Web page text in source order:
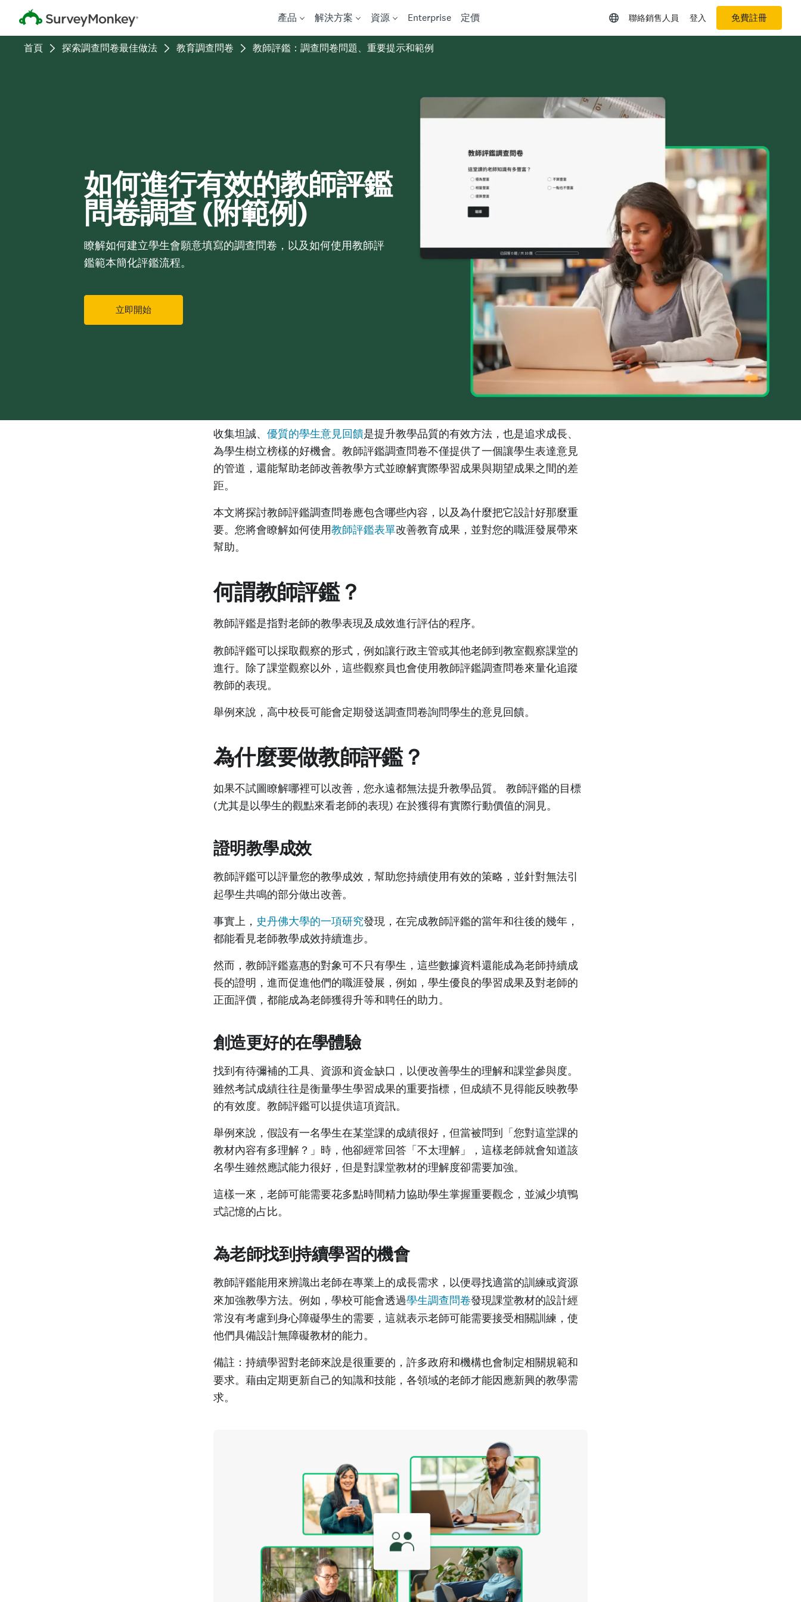
產品 解決方案 資源 Enterprise 定價 聯絡銷售人員 登入 免費註冊
首頁 探索調查問卷最佳做法 教育調查問卷 教師評鑑：調查問卷問題、重要提示和範例
如何進行有效的教師評鑑
問卷調查 (附範例)
瞭解如何建立學生會願意填寫的調查問卷，以及如何使用教師評
鑑範本簡化評鑑流程。
立即開始
收集坦誠、 優質的學生意見回饋是提升教學品質的有效方法，也是追求成長、
為學生樹立榜樣的好機會。教師評鑑調查問卷不僅提供了一個讓學生表達意見
的管道，還能幫助老師改善教學方式並瞭解實際學習成果與期望成果之間的差
距。
本文將探討教師評鑑調查問卷應包含哪些內容，以及為什麼把它設計好那麼重
要。您將會瞭解如何使用教師評鑑表單改善教育成果，並對您的職涯發展帶來
幫助。
何謂教師評鑑？
教師評鑑是指對老師的教學表現及成效進行評估的程序。
教師評鑑可以採取觀察的形式，例如讓行政主管或其他老師到教室觀察課堂的
進行。除了課堂觀察以外，這些觀察員也會使用教師評鑑調查問卷來量化追蹤
教師的表現。
舉例來說，高中校長可能會定期發送調查問卷詢問學生的意見回饋。
為什麼要做教師評鑑？
如果不試圖瞭解哪裡可以改善，您永遠都無法提升教學品質。 教師評鑑的目標
(尤其是以學生的觀點來看老師的表現) 在於獲得有實際行動價值的洞見。
證明教學成效
教師評鑑可以評量您的教學成效 ，幫助您持續使用有效的策略，並針對無法引
起學生共鳴的部分做出改善。
事實上， 史丹佛大學的一項研究發現，在完成教師評鑑的當年和往後的幾年，
都能看見老師教學成效持續進步。
然而，教師評鑑嘉惠的對象可不只有學生，這些數據資料還能成為老師持續成
長的證明，進而促進他們的職涯發展，例如，學生優良的學習成果及對老師的
正面評價，都能成為老師獲得升等和聘任的助力。
創造更好的在學體驗
找到有待彌補的工具、資源和資金缺口，以便改善學生的理解和課堂參與度。
雖然考試成績往往是衡量學生學習成果的重要指標，但成績不見得能反映教學
的有效度。教師評鑑可以提供這項資訊。
舉例來說，假設有一名學生在某堂課的成績很好，但當被問到「您對這堂課的
教材內容有多理解？」時，他卻經常回答「不太理解」，這樣老師就會知道該
名學生雖然應試能力很好，但是對課堂教材的理解度卻需要加強。
這樣一來，老師可能需要花多點時間精力協助學生掌握重要觀念，並減少填鴨
式記憶的占比。
為老師找到持續學習的機會
教師評鑑能用來辨識出老師在專業上的成長需求，以便尋找適當的訓練或資源
來加強教學方法。例如，學校可能會透過學生調查問卷發現課堂教材的設計經
常沒有考慮到身心障礙學生的需要，這就表示老師可能需要接受相關訓練，使
他們具備設計無障礙教材的能力。
備註： 持續學習對老師來說是很重要的，許多政府和機構也會制定相關規範和
要求。藉由定期更新自己的知識和技能，各領域的老師才能因應新興的教學需
求。